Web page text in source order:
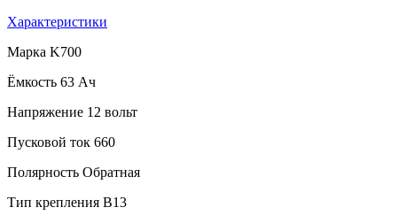
Характеристики
Марка K700
Ёмкость 63 Ач
Напряжение 12 вольт
Пусковой ток 660
Полярность Обратная
Тип крепления B13